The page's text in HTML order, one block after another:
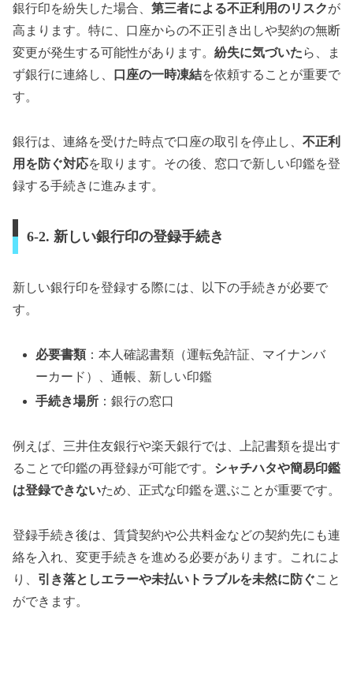
銀行印を紛失した場合、 第三者による不正利用のリスクが
高まります。特に、口座からの不正引き出しや契約の無断
変更が発生する可能性があります。 紛失に気づいたら、ま
ず銀行に連絡し、
口座の一時凍結を依頼することが重要で
す。
銀行は、連絡を受けた時点で口座の取引を停止し、 不正利
用を防ぐ対応を取ります。その後、窓口で新しい印鑑を登
録する手続きに進みます。
6-2. 新しい銀行印の登録手続き
新しい銀行印を登録する際には、以下の手続きが必要で
す。
必要書類 ：本人確認書類（運転免許証、マイナンバ
ーカード）、通帳、新しい印鑑
手続き場所 ：銀行の窓口
例えば、三井住友銀行や楽天銀行では、上記書類を提出す
ることで印鑑の再登録が可能です。 シャチハタや簡易印鑑
は登録できないため、正式な印鑑を選ぶことが重要です。
登録手続き後は、賃貸契約や公共料金などの契約先にも連
絡を入れ、変更手続きを進める必要があります。これによ
り、 引き落としエラーや未払いトラブルを未然に防ぐこと
ができます。